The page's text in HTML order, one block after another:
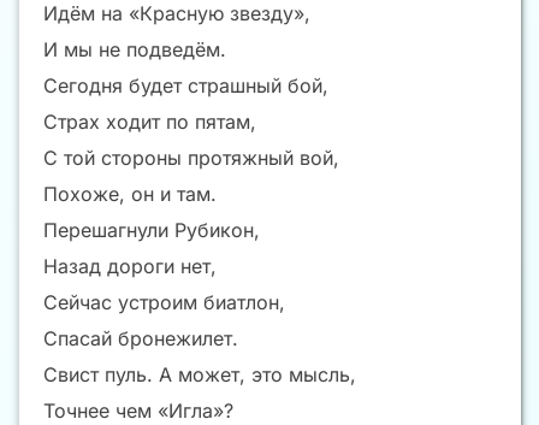
Идём на «Красную звезду»,
И мы не подведём.
Сегодня будет страшный бой,
Страх ходит по пятам,
С той стороны протяжный вой,
Похоже, он и там.
Перешагнули Рубикон,
Назад дороги нет,
Сейчас устроим биатлон,
Спасай бронежилет.
Свист пуль. А может, это мысль,
Точнее чем «Игла»?